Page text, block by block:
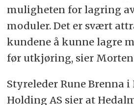
muligheten for lagring
moduler. Det er svært
kundene å kunne lagre
før utkjøring, sier
Styreleder Rune Brenna i
Holding AS sier at